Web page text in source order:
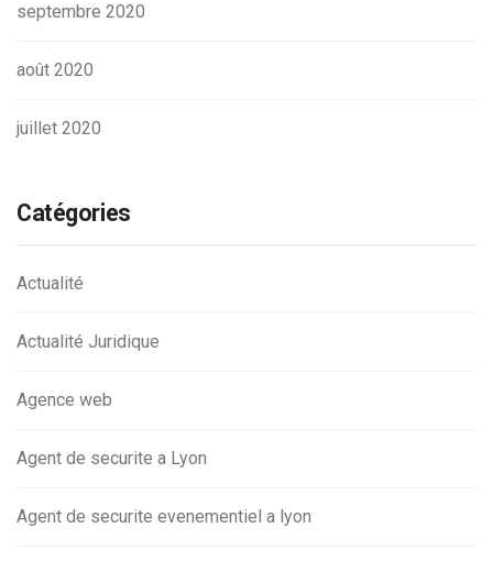
septembre 2020
août 2020
juillet 2020
Catégories
Actualité
Actualité Juridique
Agence web
Agent de securite a Lyon
Agent de securite evenementiel a lyon